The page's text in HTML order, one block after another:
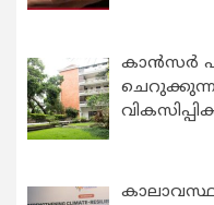
കാന്‍സര്‍